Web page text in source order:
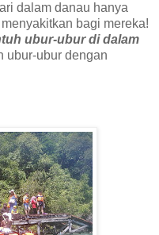
dalam danau hanya
bagi mereka!
ubur-ubur di dalam
ubur-ubur dengan